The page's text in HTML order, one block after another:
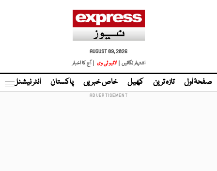
AUGUST 09, 2026
اشتہار لگائیں |
لائیو ٹی وی | آج کا اخبار
صفحۂ اول تازہ ترین کھیل خاص خبریں پاکستان انٹر نیشنل